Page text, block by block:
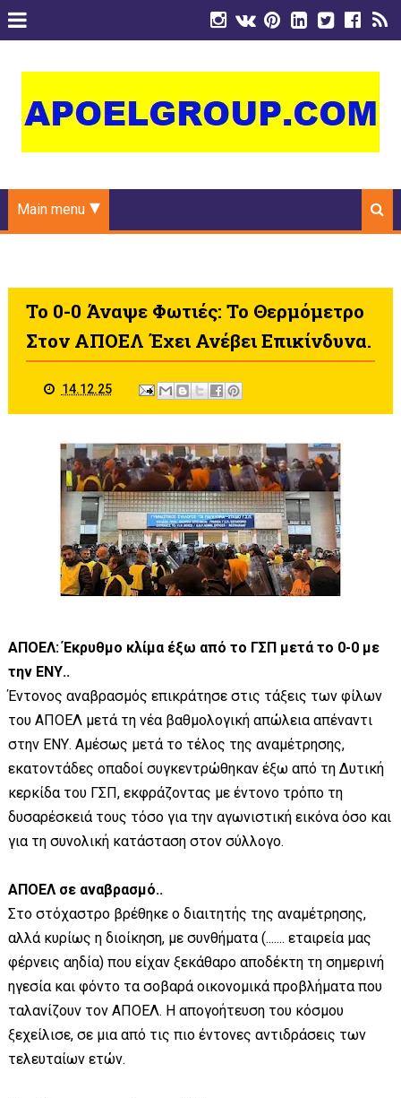
Main menu
Το 0-0 Άναψε Φωτιές: Το Θερμόμετρο
Στον ΑΠΟΕΛ Έχει Ανέβει Επικίνδυνα.
14.12.25
ΑΠΟΕΛ: Έκρυθμο κλίμα έξω από το ΓΣΠ μετά το 0-0 με
την ΕΝΥ..
Έντονος αναβρασμός επικράτησε στις τάξεις των φίλων
του ΑΠΟΕΛ μετά τη νέα βαθμολογική απώλεια απέναντι
στην ΕΝΥ. Αμέσως μετά το τέλος της αναμέτρησης,
εκατοντάδες οπαδοί συγκεντρώθηκαν έξω από τη Δυτική
κερκίδα του ΓΣΠ, εκφράζοντας με έντονο τρόπο τη
δυσαρέσκειά τους τόσο για την αγωνιστική εικόνα όσο και
για τη συνολική κατάσταση στον σύλλογο.
ΑΠΟΕΛ σε αναβρασμό..
Στο στόχαστρο βρέθηκε ο διαιτητής της αναμέτρησης,
αλλά κυρίως η διοίκηση, με συνθήματα (....... εταιρεία μας
φέρνεις αηδία) που είχαν ξεκάθαρο αποδέκτη τη σημερινή
ηγεσία και φόντο τα σοβαρά οικονομικά προβλήματα που
ταλανίζουν τον ΑΠΟΕΛ. Η απογοήτευση του κόσμου
ξεχείλισε, σε μια από τις πιο έντονες αντιδράσεις των
τελευταίων ετών.